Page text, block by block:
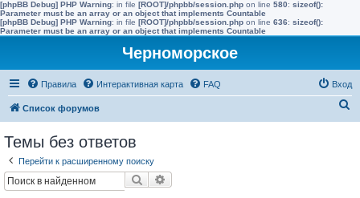
[phpBB Debug] PHP Warning: in file [ROOT]/phpbb/session.php on line 580: sizeof():
Parameter must be an array or an object that implements Countable
[phpBB Debug] PHP Warning: in file [ROOT]/phpbb/session.php on line 636: sizeof():
Parameter must be an array or an object that implements Countable
Черноморское
Правила Интерактивная карта FAQ Вход
Список форумов
Темы без ответов
Перейти к расширенному поиску
Поиск